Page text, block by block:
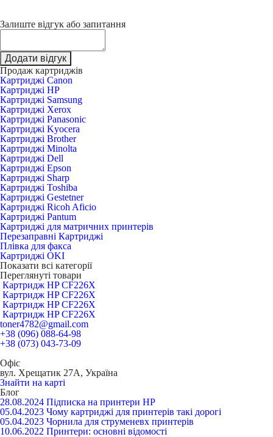
Залиште відгук або запитання
Додати відгук
Продаж картриджів
Картриджі Canon
Картриджі HP
Картриджі Samsung
Картриджі Xerox
Картриджі Panasonic
Картриджі Kyocera
Картриджі Brother
Картриджі Minolta
Картриджі Dell
Картриджі Epson
Картриджі Sharp
Картриджі Toshiba
Картриджі Gestetner
Картриджі Ricoh Aficio
Картриджі Pantum
Картриджі для матричних принтерів
Перезаправні Картриджі
Плівка для факса
Картриджі OKI
Показати всі категорії
Переглянуті товари
Картридж HP CF226X
Картридж HP CF226X
Картридж HP CF226X
Картридж HP CF226X
toner4782@gmail.com
+38 (096) 088-64-98
+38 (073) 043-73-09
Офіс
вул. Хрещатик 27А, Україна
Знайти на карті
Блог
28.08.2024 Підписка на принтери HP
05.04.2023 Чому картриджі для принтерів такі дорогі
05.04.2023 Чорнила для струменевх принтерів
10.06.2022 Принтери: основні відомості